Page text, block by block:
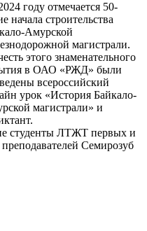
году отмечается 50-
начала строительства
Амурской
магистрали.
этого знаменательного
в ОАО «РЖД» были
всероссийский
урок «История Байкало-
магистрали» и
студенты ЛТЖТ первых и
Семирозуб